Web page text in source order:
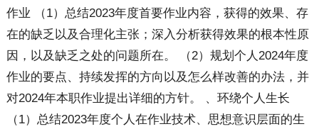
作业 （1）总结2023年度首要作业内容，获得的效果、存
在的缺乏以及合理化主张；深入分析获得效果的根本性原
因，以及缺乏之处的问题所在。 （2）规划个人2024年度
作业的要点、持续发挥的方向以及怎么样改善的办法，并
对2024年本职作业提出详细的方针。 、环绕个人生长
（1）总结2023年度个人在作业技术、思想意识层面的生